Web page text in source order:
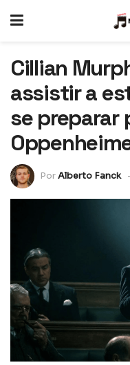
Cillian
assistir a
se preparar
PorAlberto Fanck